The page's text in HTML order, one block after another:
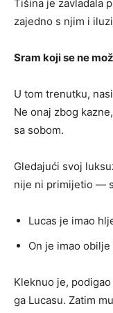
Tišina je zavladala
zajedno s njim i
Sram koji se ne
U tom trenutku,
Ne onaj zbog
sa sobom.
Gledajući svoj
nije ni primijetio —
Lucas je imao
On je imao
Kleknuo je,
ga Lucasu. Zatim